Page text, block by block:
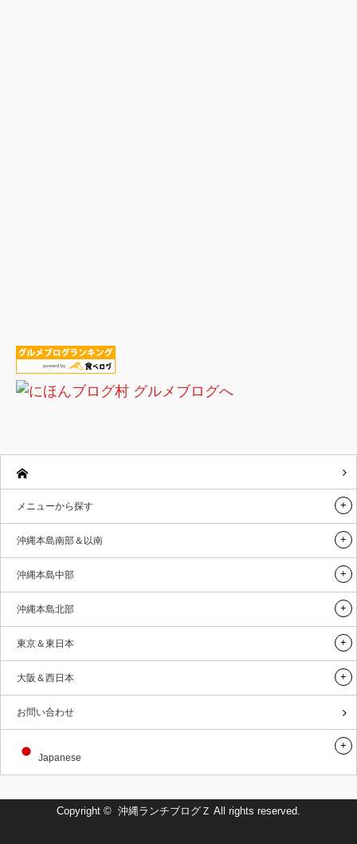
メニューから探す
沖縄本島南部＆以南
沖縄本島中部
沖縄本島北部
東京＆東日本
大阪＆西日本
お問い合わせ
Japanese
Copyright © 沖縄ランチブログＺ All rights reserved.